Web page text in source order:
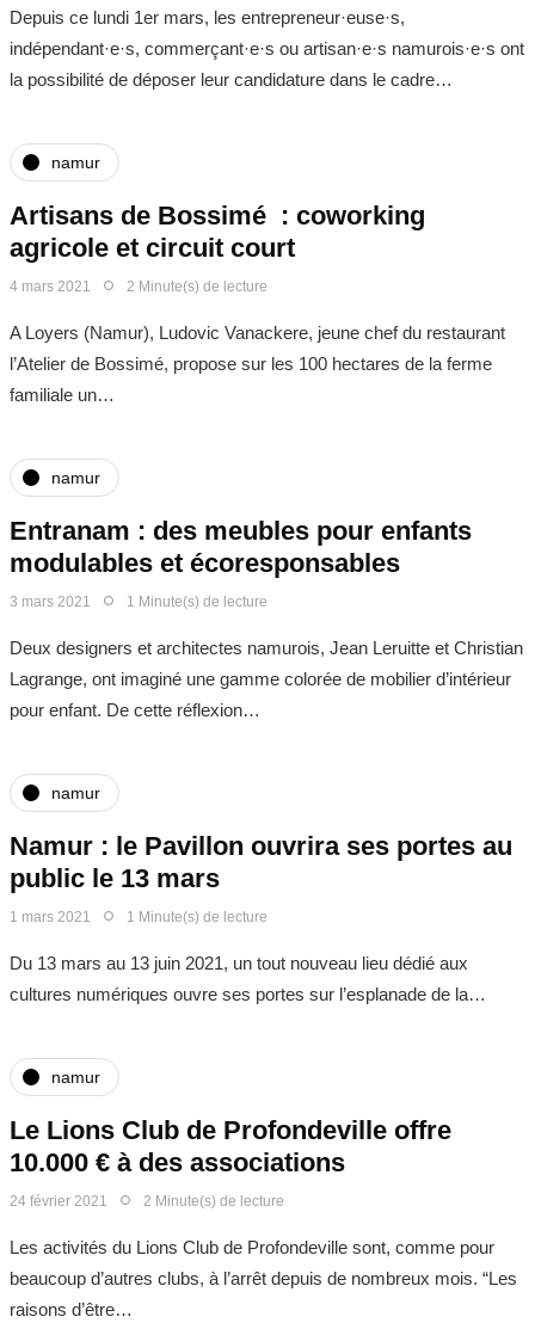
Depuis ce lundi 1er mars, les entrepreneur·euse·s,
indépendant·e·s, commerçant·e·s ou artisan·e·s namurois·e·s ont
la possibilité de déposer leur candidature dans le cadre…
namur
Artisans de Bossimé : coworking
agricole et circuit court
4 mars 2021 2 Minute(s) de lecture
A Loyers (Namur), Ludovic Vanackere, jeune chef du restaurant
l’Atelier de Bossimé, propose sur les 100 hectares de la ferme
familiale un…
namur
Entranam : des meubles pour enfants
modulables et écoresponsables
3 mars 2021 1 Minute(s) de lecture
Deux designers et architectes namurois, Jean Leruitte et Christian
Lagrange, ont imaginé une gamme colorée de mobilier d’intérieur
pour enfant. De cette réflexion…
namur
Namur : le Pavillon ouvrira ses portes au
public le 13 mars
1 mars 2021 1 Minute(s) de lecture
Du 13 mars au 13 juin 2021, un tout nouveau lieu dédié aux
cultures numériques ouvre ses portes sur l’esplanade de la…
namur
Le Lions Club de Profondeville offre
10.000 € à des associations
24 février 2021 2 Minute(s) de lecture
Les activités du Lions Club de Profondeville sont, comme pour
beaucoup d’autres clubs, à l’arrêt depuis de nombreux mois. “Les
raisons d’être…